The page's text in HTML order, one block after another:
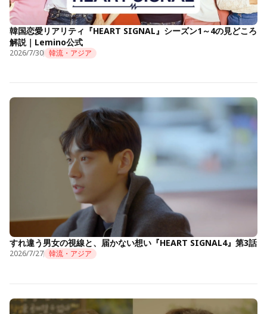
韓国恋愛リアリティ『HEART SIGNAL』シーズン1～4の見どころ
解説｜Lemino公式
2026/7/30 韓流・アジア
すれ違う男女の視線と、届かない想い『HEART SIGNAL4』第3話
2026/7/27 韓流・アジア